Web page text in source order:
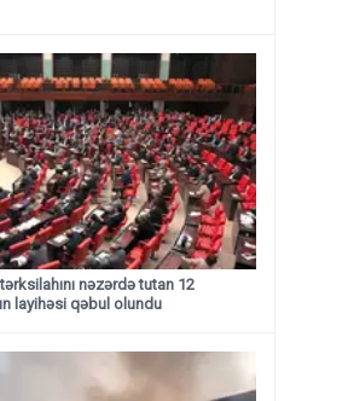
tərksilahını nəzərdə tutan 12
layihəsi qəbul olundu